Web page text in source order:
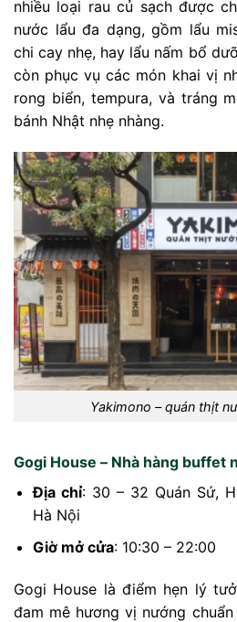
nhiều loại rau củ sạch được
nước lẩu đa dạng, gồm lẩu
chi cay nhẹ, hay lẩu nấm bổ
còn phục vụ các món khai vị
rong biển, tempura, và tráng
bánh Nhật nhẹ nhàng.
Yakimono – quán thịt
Gogi House – Nhà hàng buffet
Địa chỉ: 30 – 32 Quán Sứ,
Hà Nội
Giờ mở cửa: 10:30 – 22:00
Gogi House là điểm hẹn lý
đam mê hương vị nướng